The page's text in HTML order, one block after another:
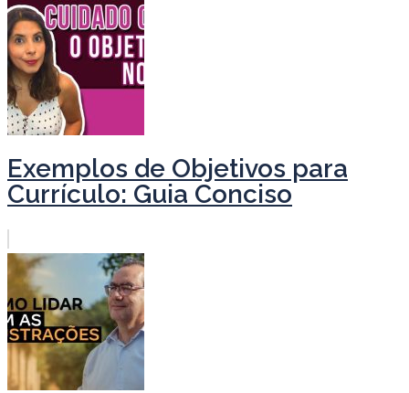
Exemplos de Objetivos para
Currículo: Guia Conciso